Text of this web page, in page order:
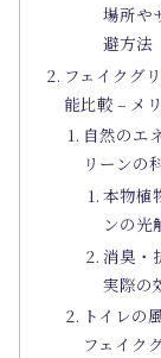
場所や
避方法
フェイクグ
能比較 – メ
自然のエ
リーンの
本物植
ンの光
消臭・
実際の
トイレの
フェイク